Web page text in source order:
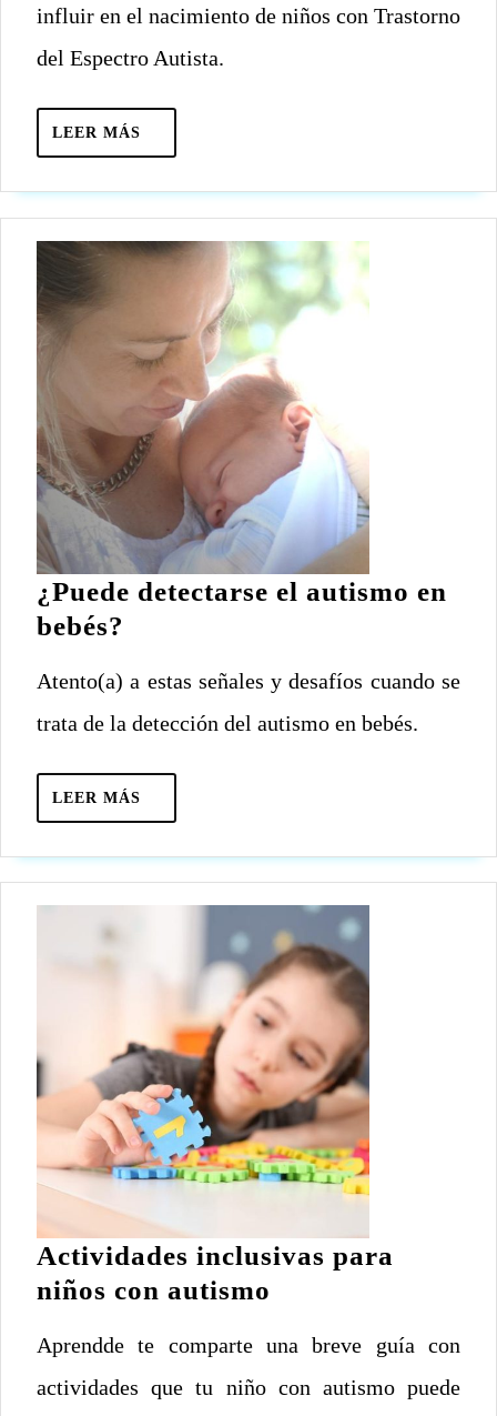
niños
nacen
autismo?
influir en el nacimiento de niños con Trastorno
del Espectro Autista.
LEER MÁS
MÁS
¿Puede detectarse el autismo en
bebés?
el
autismo
bebés?
Atento(a) a estas señales y desafíos cuando se
trata de la detección del autismo en bebés.
LEER MÁS
MÁS
Actividades inclusivas para
niños con autismo
para
niños
Aprendde te comparte una breve guía con
actividades que tu niño con autismo puede